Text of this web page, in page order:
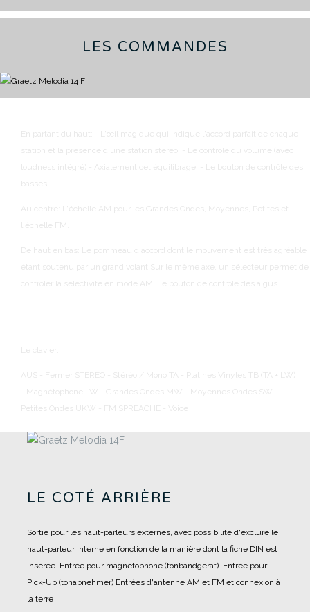
LES COMMANDES
En partant du haut:
- L'œil magique qui indique l'accord parfait de chaque
station et la présence d'une station stéréo.
- Le contrôle du volume (avec
loudness intégré)
- Axialement cet équilibrage.
- Le bouton de contrôle des
Au centre:
L'échelle AM pour les Grandes Ondes, Moyennes, Petites et
De haut en bas:
Le pommeau d'accord dont le mouvement est très agréable
étant soutenu par un grand volant
Sur le même axe, un sélecteur permet de
contrôler la sélectivité en mode AM.
Le bouton de contrôle des aigus.
STEREO - Stéréo / Mono TA - Platines Vinyles
TB (TA + LW)
- Magnétophone
LW - Grandes Ondes MW - Moyennes Ondes
SW -
Petites Ondes
UKW - FM
LE COTÉ ARRIÈRE
Sortie pour les haut-parleurs externes, avec possibilité d'exclure le
haut-parleur interne en fonction de la manière dont la fiche DIN est
insérée. Entrée pour magnétophone (tonbandgerat). Entrée pour
Pick-Up (tonabnehmer) Entrées d'antenne AM et FM et connexion à
la terre